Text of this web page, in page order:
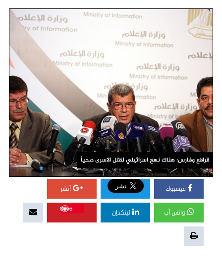
قراقع وفارس: هناك نهج اسرائيلي لقتل الاسرى صحياً
فيسبوك أنشر
واتس آب لينكدإن
Save